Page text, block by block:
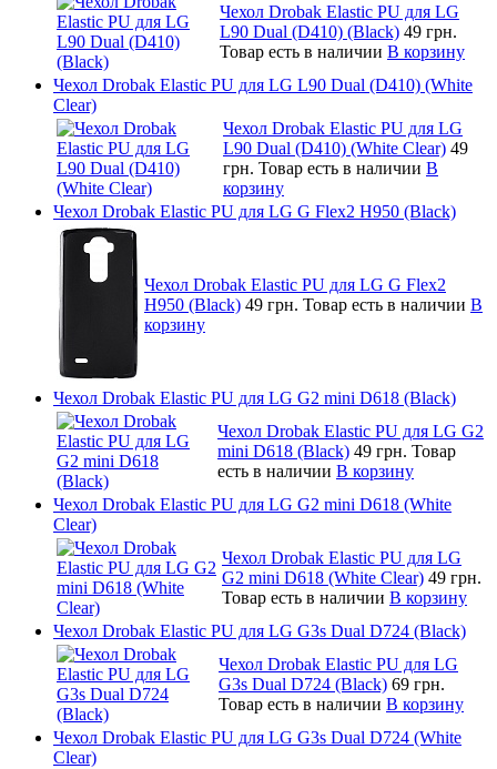
Чехол Drobak Elastic PU для LG
L90 Dual (D410) (Black) 49 грн.
Товар есть в наличии В корзину
Чехол Drobak Elastic PU для LG L90 Dual (D410) (White
Clear)
Чехол Drobak Elastic PU для LG
L90 Dual (D410) (White Clear) 49
грн. Товар есть в наличии В
корзину
Чехол Drobak Elastic PU для LG G Flex2 H950 (Black)
Чехол Drobak Elastic PU для LG G Flex2
H950 (Black) 49 грн. Товар есть в наличии В
корзину
Чехол Drobak Elastic PU для LG G2 mini D618 (Black)
Чехол Drobak Elastic PU для LG G2
mini D618 (Black) 49 грн. Товар
есть в наличии В корзину
Чехол Drobak Elastic PU для LG G2 mini D618 (White
Clear)
Чехол Drobak Elastic PU для LG
G2 mini D618 (White Clear) 49 грн.
Товар есть в наличии В корзину
Чехол Drobak Elastic PU для LG G3s Dual D724 (Black)
Чехол Drobak Elastic PU для LG
G3s Dual D724 (Black) 69 грн.
Товар есть в наличии В корзину
Чехол Drobak Elastic PU для LG G3s Dual D724 (White
Clear)